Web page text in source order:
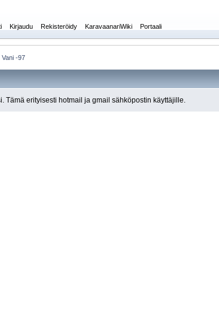
Kirjaudu Rekisteröidy KaravaanariWiki Portaali
Vani -97
Tämä erityisesti hotmail ja gmail sähköpostin käyttäjille.